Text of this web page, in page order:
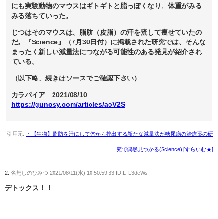
にも実験動物のマウスはギトギトと脂っぽくなり、体重がみる
みる落ちていった。
じつはそのマウスは、脂肪（皮脂）の汗を流して痩せていたの
だ。『Science』（7月30日付）に掲載された研究では、そんな
まったく新しい減量法につながる可能性のある発見が紹介され
ている。
（以下略、続きはソースでご確認下さい）
カラパイア 2021/08/10
https://gunosy.com/articles/aoV2S
引用元: ・【生物】脂肪を汗にして体から排出する新たな減量法が糖尿病の治療薬の研
究で偶然見つかる(Science) [すらいむ★]
2: 名無しのひみつ 2021/08/11(水) 10:50:59.33 ID:L+L3deWs
デトックス！！